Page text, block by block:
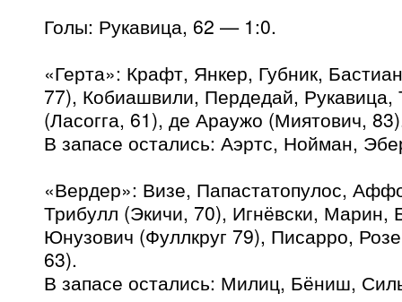
Голы: Рукавица, 62 — 1:0.
«Герта»: Крафт, Янкер, Губник,
77), Кобиашвили, Пердедай, Рукавица,
(Ласогга, 61), де Араужо (Миятович,
В запасе остались: Аэртс, Нойман,
«Вердер»: Визе, Папастатопулос,
Трибулл (Экичи, 70), Игнёвски, Марин,
Юнузович (Фуллкруг 79), Писарро,
63).
В запасе остались: Милиц, Бёниш,